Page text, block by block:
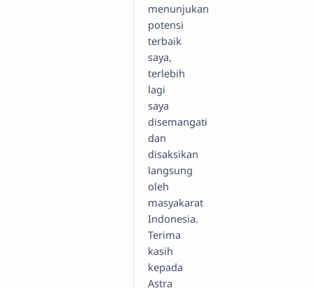
menunjukan
potensi
terbaik
saya,
terlebih
lagi
saya
disemangati
dan
disaksikan
langsung
oleh
masyakarat
Indonesia.
Terima
kasih
kepada
Astra